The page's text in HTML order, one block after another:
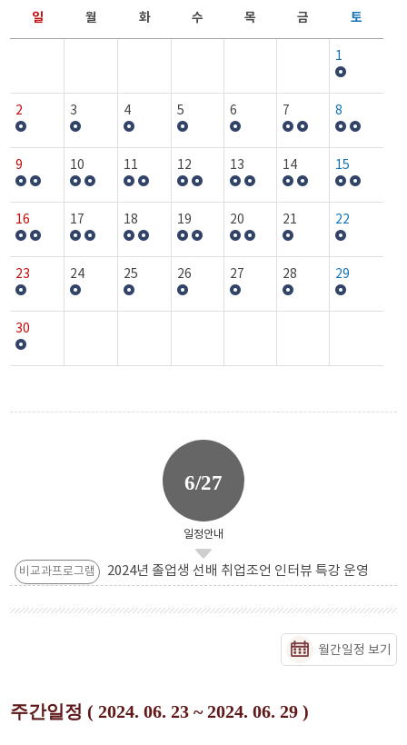
일 월 화 수 목 금 토
1
2 3 4 5 6 7 8
9 10 11 12 13 14 15
16 17 18 19 20 21 22
23 24 25 26 27 28 29
30
6/27
일정안내
비교과프로그램 2024년 졸업생 선배 취업조언 인터뷰 특강 운영
월간일정 보기
주간일정 ( 2024. 06. 23 ~ 2024. 06. 29 )